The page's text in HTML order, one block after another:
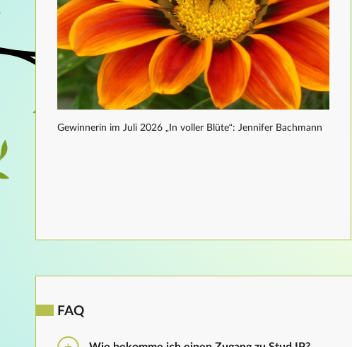
Gewinnerin im Juli 2026 „In voller Blüte“: Jennifer Bachmann
FAQ